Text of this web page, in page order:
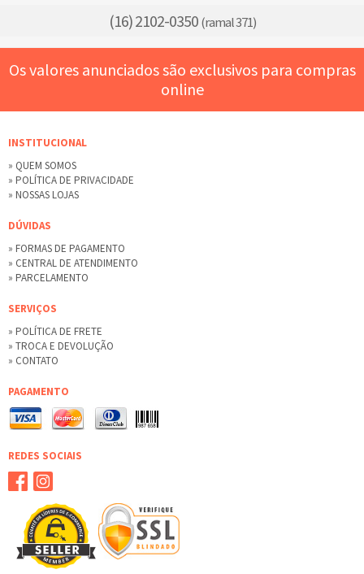
(16) 2102-0350(ramal 371)
Os valores anunciados são exclusivos para compras
online
INSTITUCIONAL
» QUEM SOMOS
» POLÍTICA DE PRIVACIDADE
» NOSSAS LOJAS
DÚVIDAS
» FORMAS DE PAGAMENTO
» CENTRAL DE ATENDIMENTO
» PARCELAMENTO
SERVIÇOS
» POLÍTICA DE FRETE
» TROCA E DEVOLUÇÃO
» CONTATO
PAGAMENTO
REDES SOCIAIS